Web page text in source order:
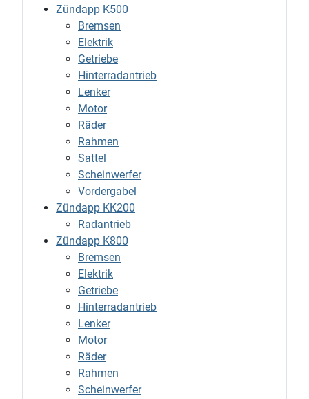
Zündapp K500
Bremsen
Elektrik
Getriebe
Hinterradantrieb
Lenker
Motor
Räder
Rahmen
Sattel
Scheinwerfer
Vordergabel
Zündapp KK200
Radantrieb
Zündapp K800
Bremsen
Elektrik
Getriebe
Hinterradantrieb
Lenker
Motor
Räder
Rahmen
Scheinwerfer